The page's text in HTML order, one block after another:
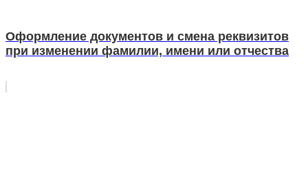
Оформление документов и смена реквизитов
при изменении фамилии, имени или отчества